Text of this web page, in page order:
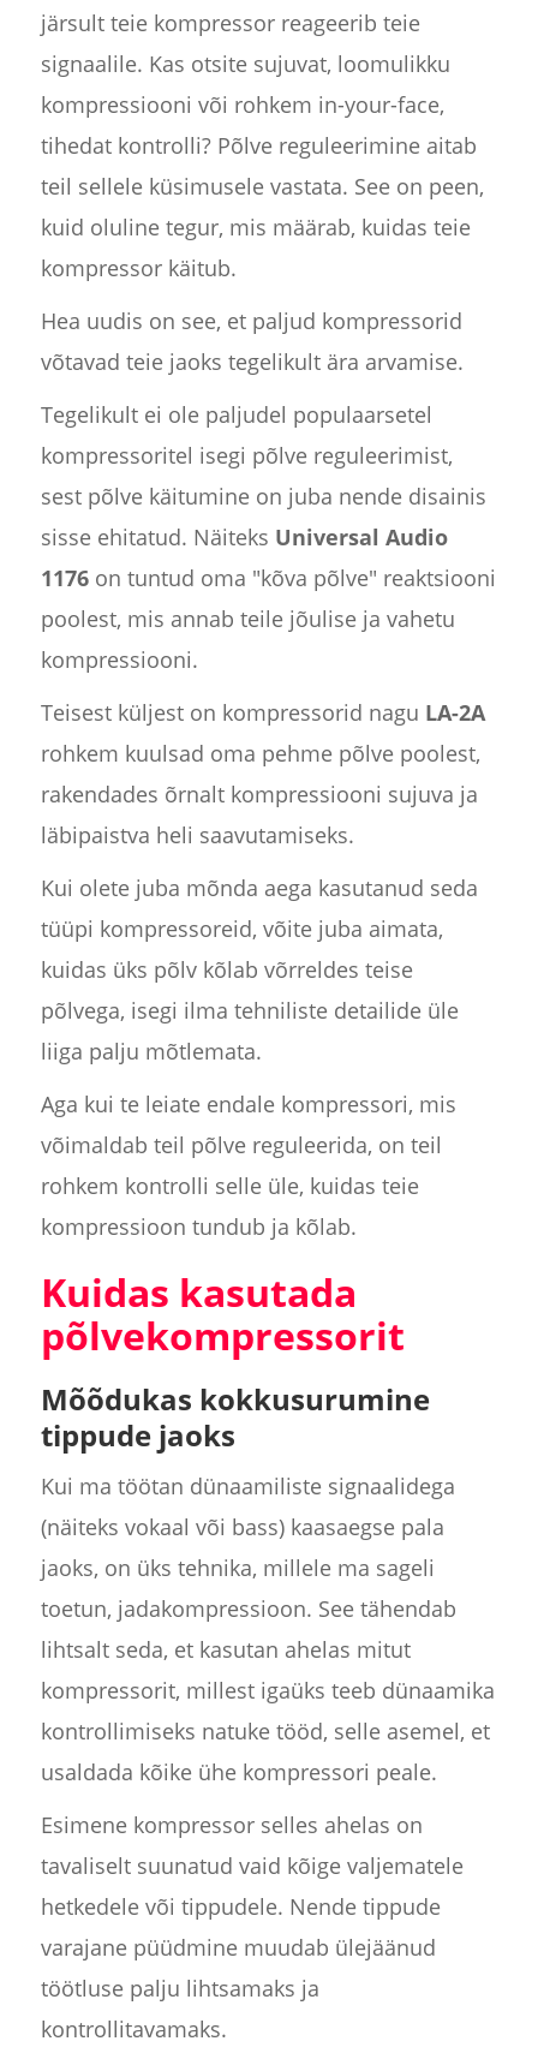
järsult teie kompressor reageerib teie
signaalile. Kas otsite sujuvat, loomulikku
kompressiooni või rohkem in-your-face,
tihedat kontrolli? Põlve reguleerimine aitab
teil sellele küsimusele vastata. See on peen,
kuid oluline tegur, mis määrab, kuidas teie
kompressor käitub.
Hea uudis on see, et paljud kompressorid
võtavad teie jaoks tegelikult ära arvamise.
Tegelikult ei ole paljudel populaarsetel
kompressoritel isegi põlve reguleerimist,
sest põlve käitumine on juba nende disainis
sisse ehitatud. Näiteks Universal Audio
1176on tuntud oma "kõva põlve" reaktsiooni
poolest, mis annab teile jõulise ja vahetu
kompressiooni.
Teisest küljest on kompressorid nagu LA-2A
rohkem kuulsad oma pehme põlve poolest,
rakendades õrnalt kompressiooni sujuva ja
läbipaistva heli saavutamiseks.
Kui olete juba mõnda aega kasutanud seda
tüüpi kompressoreid, võite juba aimata,
kuidas üks põlv kõlab võrreldes teise
põlvega, isegi ilma tehniliste detailide üle
liiga palju mõtlemata.
Aga kui te leiate endale kompressori, mis
võimaldab teil põlve reguleerida, on teil
rohkem kontrolli selle üle, kuidas teie
kompressioon tundub ja kõlab.
Kuidas kasutada
põlvekompressorit
Mõõdukas kokkusurumine
tippude jaoks
Kui ma töötan dünaamiliste signaalidega
(näiteks vokaal või bass) kaasaegse pala
jaoks, on üks tehnika, millele ma sageli
toetun, jadakompressioon. See tähendab
lihtsalt seda, et kasutan ahelas mitut
kompressorit, millest igaüks teeb dünaamika
kontrollimiseks natuke tööd, selle asemel, et
usaldada kõike ühe kompressori peale.
Esimene kompressor selles ahelas on
tavaliselt suunatud vaid kõige valjematele
hetkedele või tippudele. Nende tippude
varajane püüdmine muudab ülejäänud
töötluse palju lihtsamaks ja
kontrollitavamaks.